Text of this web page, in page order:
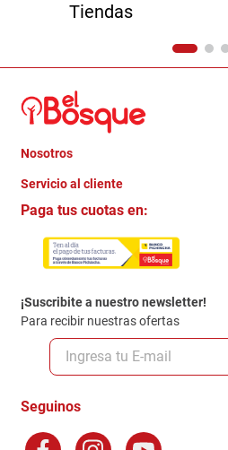
Tiendas
Nosotros
Quienes somos
Trabaja con Nosotros
Contacto
Servicio al cliente
Crédito Directo
Garantia
Politica de Privacidad
Políticas y condiciones GiftCard
Formas de Pago
Terminos y Condiciones
Paga tus cuotas en:
¡Suscribite a nuestro newsletter!
Para recibir nuestras ofertas
Seguinos